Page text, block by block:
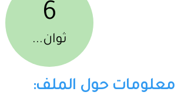
6
ثوان...
معلومات حول الملف: